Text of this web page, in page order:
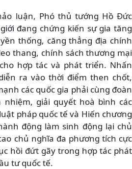
luận, Phó thủ tướng Hồ Đức
đang chứng kiến sự gia tăng
thống, căng thẳng địa chính
thang, chính sách thương mại
hợp tác và phát triển. Nhấn
ra vào thời điểm then chốt,
các quốc gia phải cùng đoàn
giải quyết hoà bình các
pháp quốc tế và Hiến chương
động làm sinh động lại chủ
chủ nghĩa đa phương tích cực
hồi đứt gãy trong hợp tác phát
tư quốc tế.